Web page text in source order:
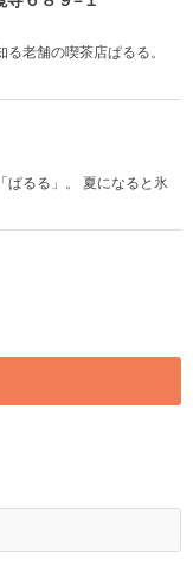
老舗の喫茶店ぱるる。
ぱるる」。 夏になると氷